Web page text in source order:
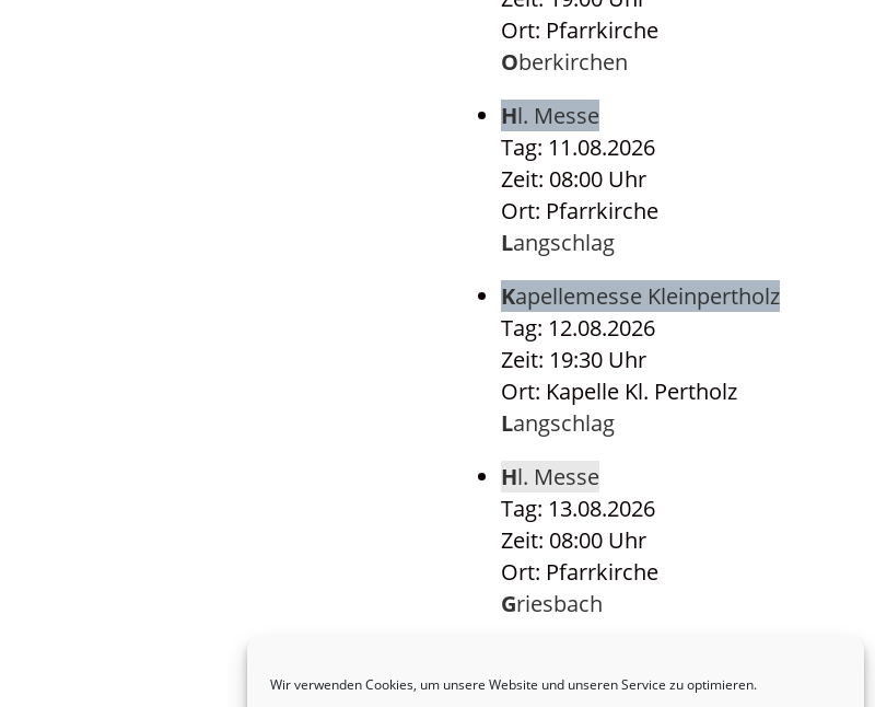
Wir verwenden Cookies, um unsere Website und unseren Service zu optimieren.
Ort: Pfarrkirche
Oberkirchen
Hl. Messe
Tag: 11.08.2026
Zeit: 08:00 Uhr
Ort: Pfarrkirche
Langschlag
Kapellemesse Kleinpertholz
Tag: 12.08.2026
Zeit: 19:30 Uhr
Ort: Kapelle Kl. Pertholz
Langschlag
Hl. Messe
Tag: 13.08.2026
Zeit: 08:00 Uhr
Ort: Pfarrkirche
Griesbach
Tag: 14.08.2026